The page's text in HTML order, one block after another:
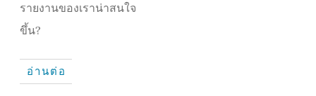
รายงานของเราน่าสนใจ
ขึ้น?
อ่านต่อ